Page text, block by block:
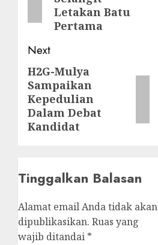
Letakan Batu
Pertama
Next
Next
post:
H2G-Mulya
Sampaikan
Kepedulian
Dalam Debat
Kandidat
Tinggalkan Balasan
Alamat email Anda tidak akan
dipublikasikan. Ruas yang
wajib ditandai *